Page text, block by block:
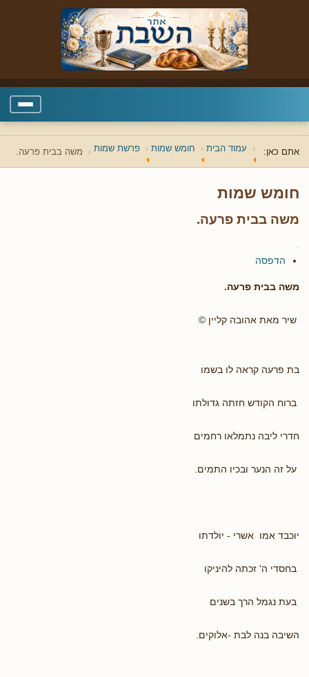
אתם כאן: עמוד הבית חומש שמות פרשת שמות משה בבית פרעה.
חומש שמות
משה בבית פרעה.
הדפסה
משה בבית פרעה.
שיר מאת אהובה קליין ©
בת פרעה קראה לו בשמו
ברוח הקודש חזתה גדולתו
חדרי ליבה נתמלאו רחמים
על זה הנער ובכיו התמים.
יוכבד אמו אשרי - יולדתו
בחסדי ה' זכתה להיניקו
בעת נגמל הרך בשנים
השיבה בנה לבת -אלוקים.